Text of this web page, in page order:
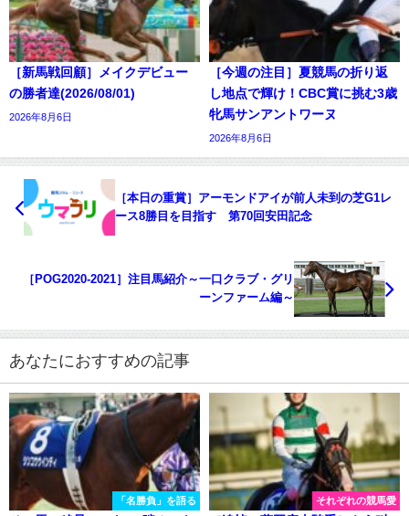
［新馬戦回顧］メイクデビュー
の勝者達(2026/08/01)
2026年8月6日
［今週の注目］夏競馬の折り返
し地点で輝け！CBC賞に挑む3歳
牝馬サンアントワーヌ
2026年8月6日
［本日の重賞］アーモンドアイが前人未到の芝G1レ
ース8勝目を目指す 第70回安田記念
［POG2020-2021］注目馬紹介～一口クラブ・グリ
ーンファーム編～
あなたにおすすめの記事
「名勝負」を語る それぞれの競馬愛